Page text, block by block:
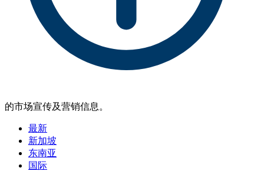
的市场宣传及营销信息。
最新
新加坡
东南亚
国际